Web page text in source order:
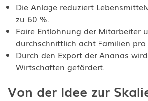
Die Anlage reduziert
zu 60 %.
Faire Entlohnung der Mitarbeiter
durchschnittlich acht Familien pro
Durch den Export der Ananas
Wirtschaften gefördert.
Von der Idee zur